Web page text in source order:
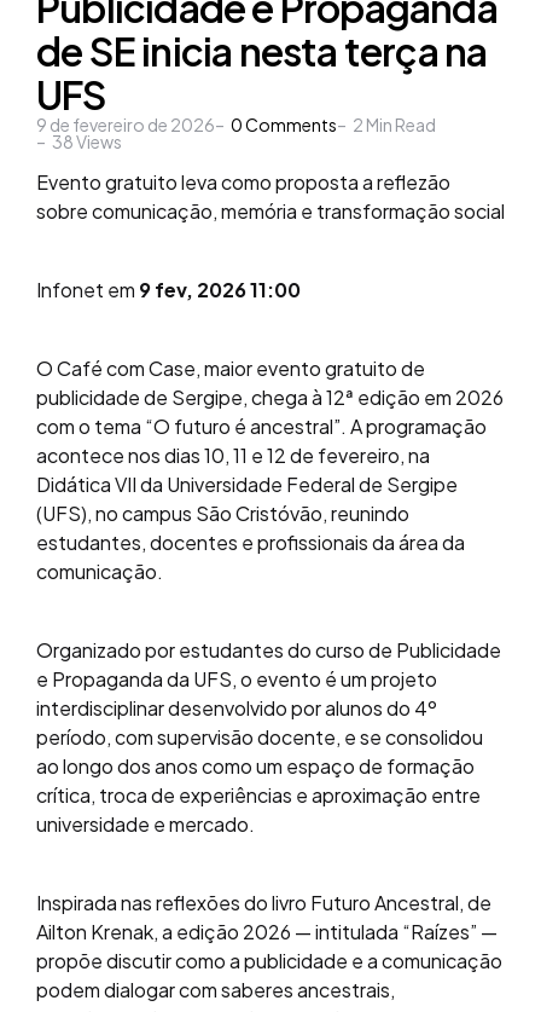
de SE inicia nesta terça na
UFS
9 de fevereiro de 2026 0Comments 2 Min Read
38Views
Evento gratuito leva como proposta a reflezão
sobre comunicação, memória e transformação social
Infonet em 9 fev, 2026 11:00
O Café com Case, maior evento gratuito de
publicidade de Sergipe, chega à 12ª edição em 2026
com o tema “O futuro é ancestral”. A programação
acontece nos dias 10, 11 e 12 de fevereiro, na
Didática VII da Universidade Federal de Sergipe
(UFS), no campus São Cristóvão, reunindo
estudantes, docentes e profissionais da área da
comunicação.
Organizado por estudantes do curso de Publicidade
e Propaganda da UFS, o evento é um projeto
interdisciplinar desenvolvido por alunos do 4º
período, com supervisão docente, e se consolidou
ao longo dos anos como um espaço de formação
crítica, troca de experiências e aproximação entre
universidade e mercado.
Inspirada nas reflexões do livro Futuro Ancestral, de
Ailton Krenak, a edição 2026 — intitulada “Raízes” —
propõe discutir como a publicidade e a comunicação
podem dialogar com saberes ancestrais,